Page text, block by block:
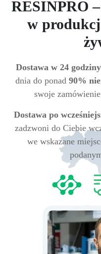
RESINPRO
w
Dostawa w 24 godziny
dnia do ponad 90%
swoje
Dostawa po
zadzwoni do Ciebie
we wskazane